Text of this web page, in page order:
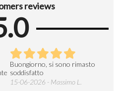
reviews
Buongiorno, si sono rimasto
soddisfatto
15-06-2026 - Massimo L.